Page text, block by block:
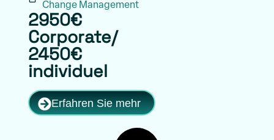
Change Management
2950€
Corporate/
2450€
individuel
Erfahren Sie mehr